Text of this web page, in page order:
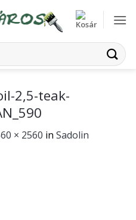
2,5-teak-
× 2560 in Sadolin